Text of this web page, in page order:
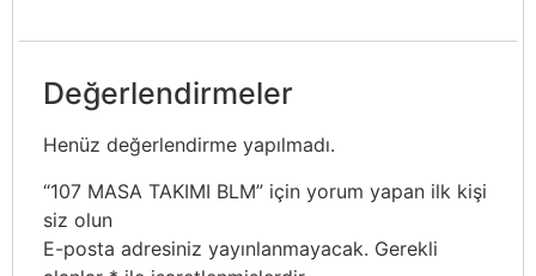
Değerlendirmeler
Henüz değerlendirme yapılmadı.
“107 MASA TAKIMI BLM” için yorum yapan ilk kişi
siz olun
E-posta adresiniz yayınlanmayacak. Gerekli